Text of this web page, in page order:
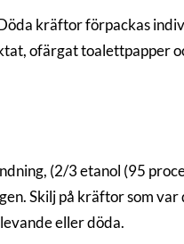
kräftor förpackas
ofärgat toalettpapper
(2/3 etanol (95
Skilj på kräftor som var
eller döda.